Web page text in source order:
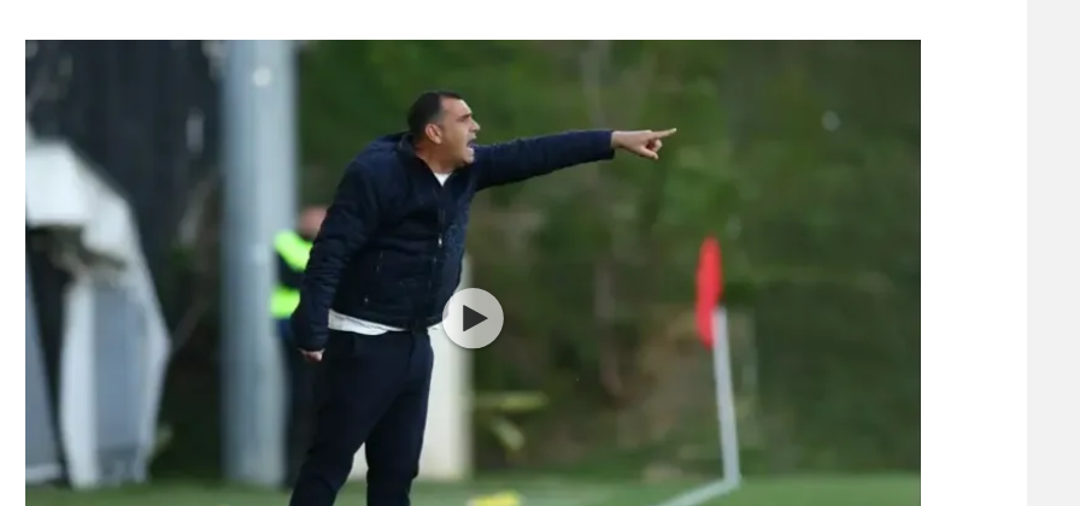
רשיון להקרנה פומבית לבית עסק
לוח דרושים – ג'ובנט
הפועל תל אביב
הפועל באר שבע
מכבי נתניה
בני יהודה
ליגה סינית